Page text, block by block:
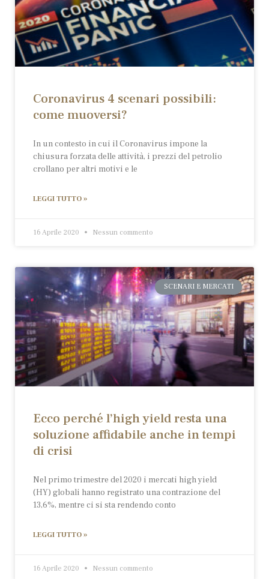
Coronavirus 4 scenari possibili:
come muoversi?
In un contesto in cui il Coronavirus impone la
chiusura forzata delle attività, i prezzi del petrolio
crollano per altri motivi e le
LEGGI TUTTO »
16 Aprile 2020 Nessun commento
SCENARI E MERCATI
Ecco perché l’high yield resta una
soluzione affidabile anche in tempi
di crisi
Nel primo trimestre del 2020 i mercati high yield
(HY) globali hanno registrato una contrazione del
13,6%, mentre ci si sta rendendo conto
LEGGI TUTTO »
16 Aprile 2020 Nessun commento